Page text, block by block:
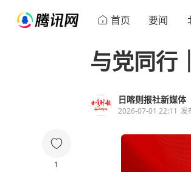
首页 要闻
1
与党同行
日喀则报社新媒体
2026-07-01 22:11 发